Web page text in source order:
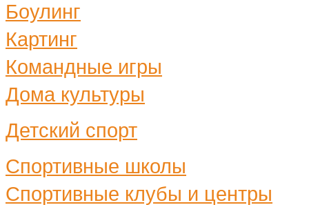
Боулинг
Картинг
Командные игры
Дома культуры
Детский спорт
Спортивные школы
Спортивные клубы и центры